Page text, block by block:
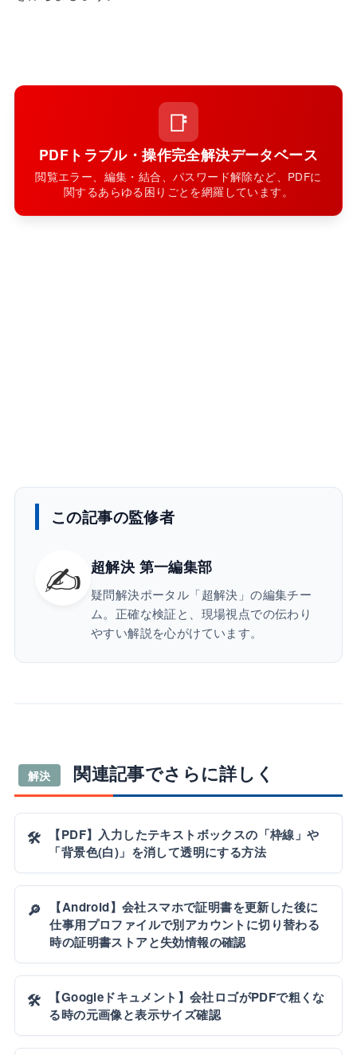
📑
PDFトラブル・操作完全解決データベース
閲覧エラー、編集・結合、パスワード解除など、PDFに
関するあらゆる困りごとを網羅しています。
この記事の監修者
✍️ 超解決 第一編集部
疑問解決ポータル「超解決」の編集チー
ム。正確な検証と、現場視点での伝わり
やすい解説を心がけています。
解決 関連記事でさらに詳しく
🛠️
【PDF】入力したテキストボックスの「枠線」や
「背景色(白)」を消して透明にする方法
🔎
【Android】会社スマホで証明書を更新した後に
仕事用プロファイルで別アカウントに切り替わる
時の証明書ストアと失効情報の確認
🛠️
【Googleドキュメント】会社ロゴがPDFで粗くな
る時の元画像と表示サイズ確認